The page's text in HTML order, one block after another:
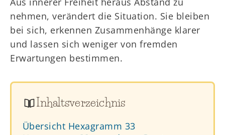
nehmen, verändert die Situation. Sie bleiben
bei sich, erkennen Zusammenhänge klarer
und lassen sich weniger von fremden
Erwartungen bestimmen.
Inhaltsverzeichnis
Übersicht Hexagramm 33